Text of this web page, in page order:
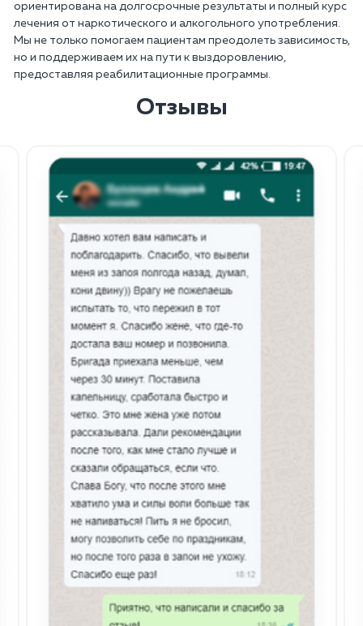
ориентирована на долгосрочные результаты и полный курс
лечения от наркотического и алкогольного употребления.
Мы не только помогаем пациентам преодолеть зависимость,
но и поддерживаем их на пути к выздоровлению,
предоставляя реабилитационные программы.
Отзывы